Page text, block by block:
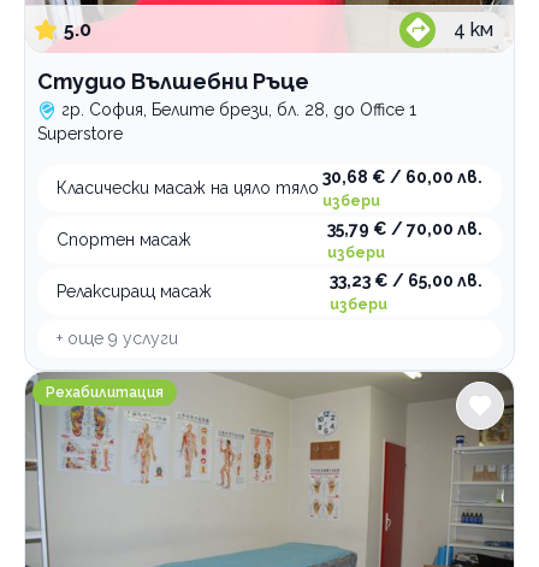
5.0 4 км
Студио Вълшебни Ръце
гр. София, Белите брези, бл. 28, до Office 1
Superstore
Класически масаж на цяло тяло
30,68 € / 60,00 лв.
избери
Спортен масаж
35,79 € / 70,00 лв.
избери
Релаксиращ масаж
33,23 € / 65,00 лв.
избери
+ още 9 услуги
Възстановителен център Самадхи
Рехабилитация